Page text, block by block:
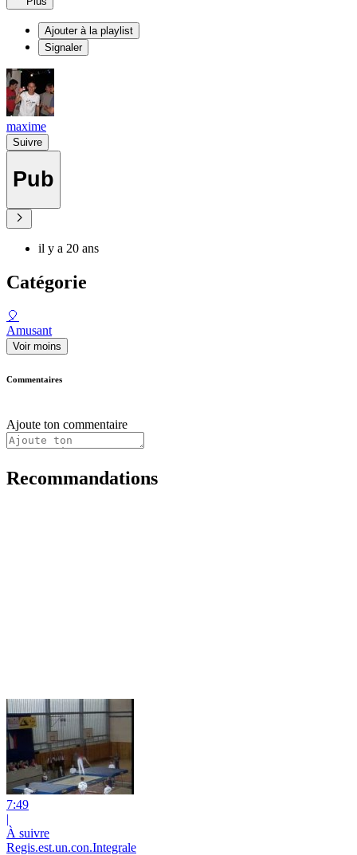
Ajouter à la playlist
Signaler
maxime
Suivre
Pub
il y a 20 ans
Catégorie
🎈
Amusant
Voir moins
Commentaires
Ajoute ton commentaire
Recommandations
7:49
|
À suivre
Regis.est.un.con.Integrale